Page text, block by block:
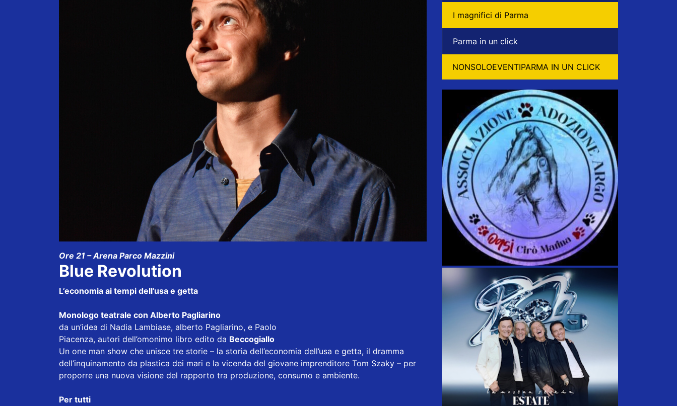
Ore 21 – Arena Parco Mazzini
Blue Revolution
L’economia ai tempi dell’usa e getta
Monologo teatrale con Alberto Pagliarino
da un’idea di Nadia Lambiase, alberto Pagliarino, e Paolo
Piacenza, autori dell’omonimo libro edito da Beccogiallo
Un one man show che unisce tre storie – la storia dell’economia dell’usa e getta, il dramma
dell’inquinamento da plastica dei mari e la vicenda del giovane imprenditore Tom Szaky – per
proporre una nuova visione del rapporto tra produzione, consumo e ambiente.
Per tutti
I magnifici di Parma
Parma in un click
NONSOLOEVENTIPARMA IN UN CLICK